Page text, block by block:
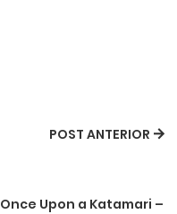
POST ANTERIOR
Once Upon a Katamari –